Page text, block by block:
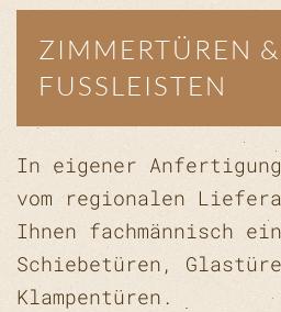
ZIMMERTÜREN &
FUSSLEISTEN
In eigener
vom regionalen
Ihnen fachmännisch
Schiebetüren,
Klampentüren.